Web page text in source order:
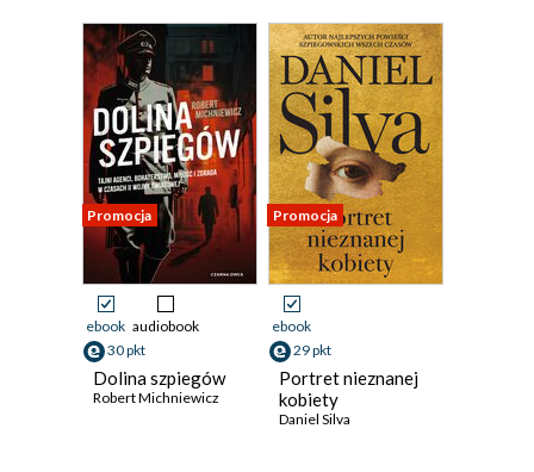
Promocja
ebook audiobook
30 pkt
Dolina szpiegów
Robert Michniewicz
Promocja
ebook
29 pkt
Portret nieznanej
kobiety
Daniel Silva